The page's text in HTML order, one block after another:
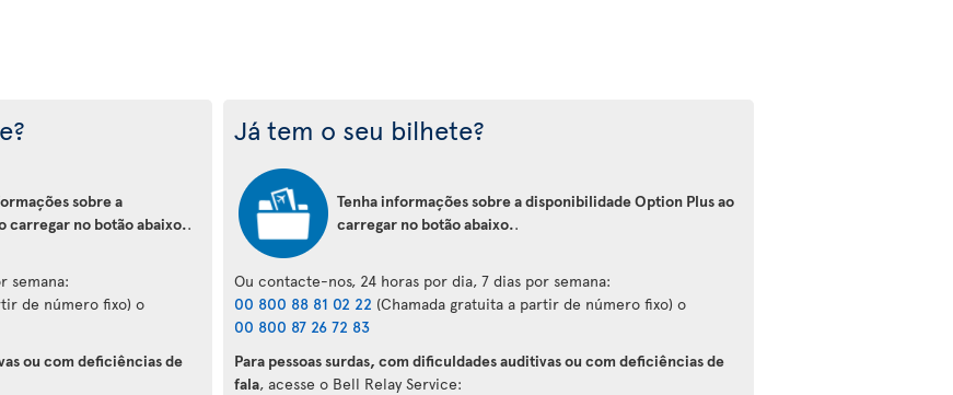
sobre a
carregar no botão abaixo..
semana:
de número fixo) o
ou com deficiências de
Já tem o seu bilhete?
Tenha informações sobre a disponibilidade Option Plus ao
carregar no botão abaixo..
Ou contacte-nos, 24 horas por dia, 7 dias por semana:
00 800 88 81 02 22 (Chamada gratuita a partir de número fixo) o
00 800 87 26 72 83
Para pessoas surdas, com dificuldades auditivas ou com deficiências de
fala, acesse o Bell Relay Service: